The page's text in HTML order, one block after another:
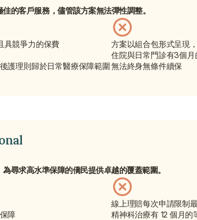
的客戶服務，儘管該方案無法彈性調整。
具競爭力的保費
護理則歸於日常醫療保障範圍
方案以組合包形式呈現
住院與日常門診有3個
無法終身無條件續保
尋求高水準保障的僑民提供卓越的覆蓋範圍。
障
線上理賠每次申請限制
精神科治療有 12 個月